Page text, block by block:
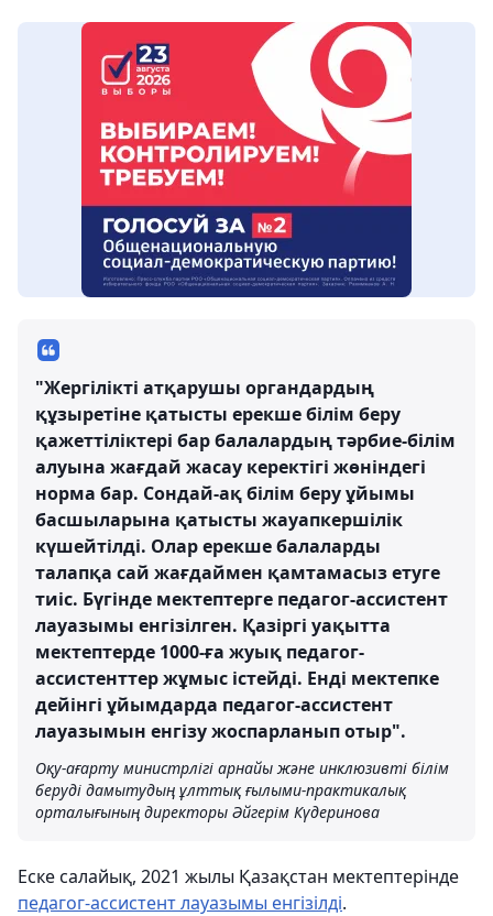
"Жергілікті атқарушы органдардың
құзыретіне қатысты ерекше білім беру
қажеттіліктері бар балалардың тәрбие-білім
алуына жағдай жасау керектігі жөніндегі
норма бар. Сондай-ақ білім беру ұйымы
басшыларына қатысты жауапкершілік
күшейтілді. Олар ерекше балаларды
талапқа сай жағдаймен қамтамасыз етуге
тиіс. Бүгінде мектептерге педагог-ассистент
лауазымы енгізілген. Қазіргі уақытта
мектептерде 1000-ға жуық педагог-
ассистенттер жұмыс істейді. Енді мектепке
дейінгі ұйымдарда педагог-ассистент
лауазымын енгізу жоспарланып отыр".
Оқу-ағарту министрлігі арнайы және инклюзивті білім
беруді дамытудың ұлттық ғылыми-практикалық
орталығының директоры Әйгерім Күдеринова
Еске салайық, 2021 жылы Қазақстан мектептерінде
педагог-ассистент лауазымы енгізілді.